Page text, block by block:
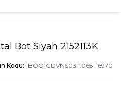
Bot Siyah 2152113K
Kodu: 1BOO1GDVNS03F.065_16970